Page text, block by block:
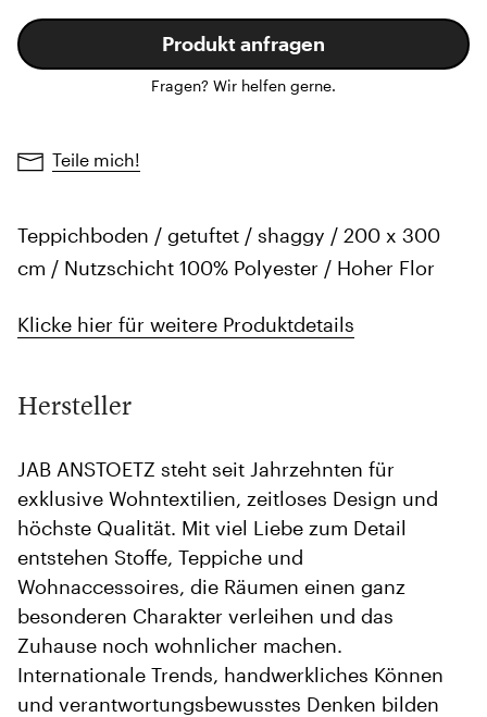
Produkt anfragen
Fragen? Wir helfen gerne.
Teile mich!
Teppichboden / getuftet / shaggy / 200 x 300
cm / Nutzschicht 100% Polyester / Hoher Flor
Klicke hier für weitere Produktdetails
Hersteller
JAB ANSTOETZ steht seit Jahrzehnten für
exklusive Wohntextilien, zeitloses Design und
höchste Qualität. Mit viel Liebe zum Detail
entstehen Stoffe, Teppiche und
Wohnaccessoires, die Räumen einen ganz
besonderen Charakter verleihen und das
Zuhause noch wohnlicher machen.
Internationale Trends, handwerkliches Können
und verantwortungsbewusstes Denken bilden